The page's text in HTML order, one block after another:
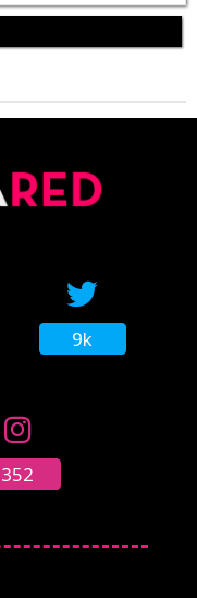
9k
352